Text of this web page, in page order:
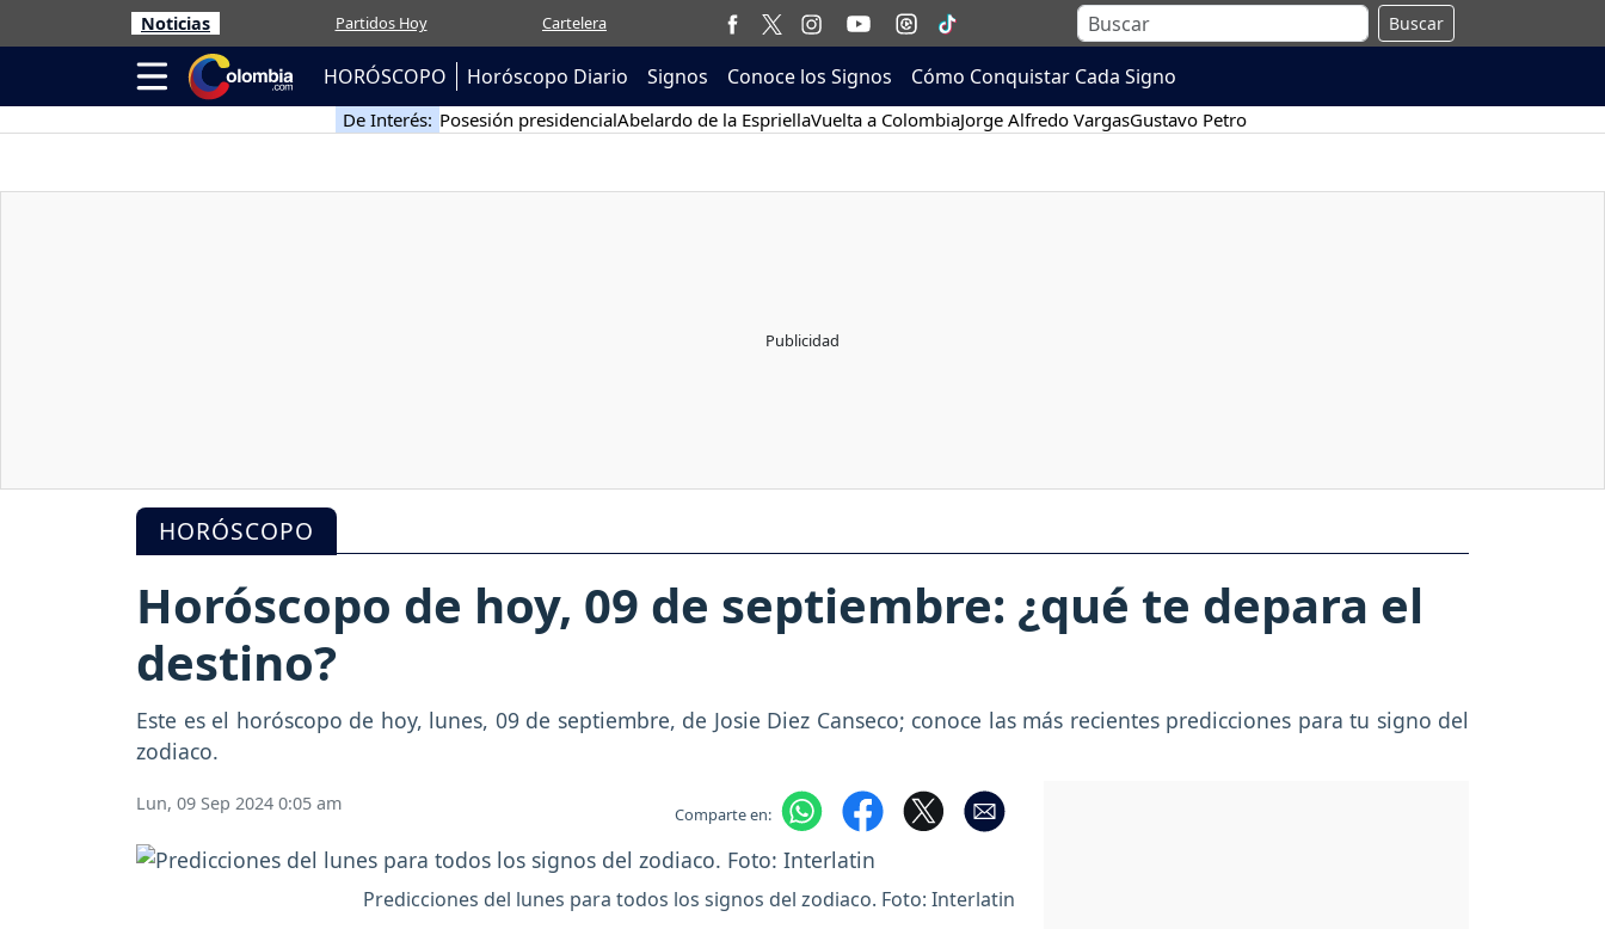
Noticias Partidos Hoy Cartelera Buscar
HORÓSCOPO Horóscopo Diario Signos Conoce los Signos Cómo Conquistar Cada Signo
De Interés: Posesión presidencialAbelardo de la EspriellaVuelta a ColombiaJorge Alfredo VargasGustavo Petro
HORÓSCOPO
Horóscopo de hoy, 09 de septiembre: ¿qué te depara el
destino?
Este es el horóscopo de hoy, lunes, 09 de septiembre, de Josie Diez Canseco; conoce las más recientes predicciones para tu signo del
zodiaco.
Lun, 09 Sep 2024 0:05 am Comparte en:
Predicciones del lunes para todos los signos del zodiaco. Foto: Interlatin